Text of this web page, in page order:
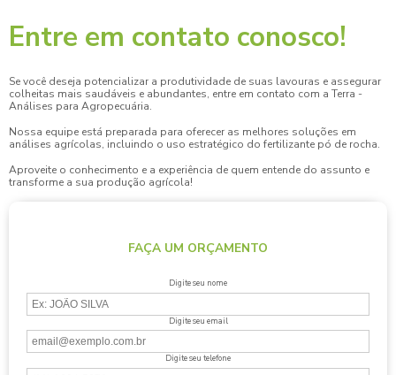
Entre em contato conosco!
Se você deseja potencializar a produtividade de suas lavouras e assegurar
colheitas mais saudáveis e abundantes, entre em contato com a Terra -
Análises para Agropecuária.
Nossa equipe está preparada para oferecer as melhores soluções em
análises agrícolas, incluindo o uso estratégico do fertilizante pó de rocha.
Aproveite o conhecimento e a experiência de quem entende do assunto e
transforme a sua produção agrícola!
FAÇA UM ORÇAMENTO
Digite seu nome
Digite seu email
Digite seu telefone